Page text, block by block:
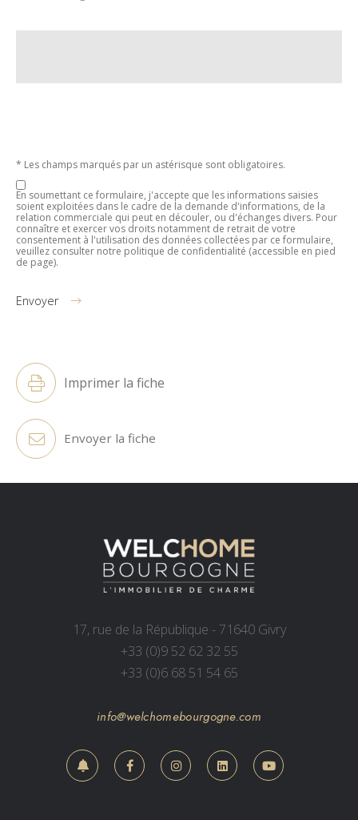
* Les champs marqués par un astérisque sont obligatoires.
En soumettant ce formulaire, j'accepte que les informations saisies
soient exploitées dans le cadre de la demande d'informations, de la
relation commerciale qui peut en découler, ou d'échanges divers. Pour
connaître et exercer vos droits notamment de retrait de votre
consentement à l'utilisation des données collectées par ce formulaire,
veuillez consulter notre politique de confidentialité (accessible en pied
de page).
Envoyer
Imprimer la fiche
Envoyer la fiche
17, rue de la République - 71640 Givry
+33 (0)9 52 62 32 55
+33 (0)6 68 51 54 65
info@welchomebourgogne.com